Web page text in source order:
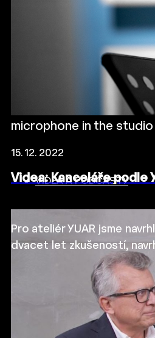
microphone in the
15. 12. 2022
VIDEA A PODCASTY
Videa: Kanceláře podle
Pro ateliér YUAR jsme
dvacet let zkušeností,